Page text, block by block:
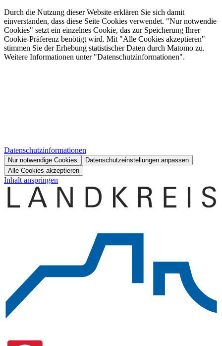
Durch die Nutzung dieser Website erklären Sie sich damit
einverstanden, dass diese Seite Cookies verwendet. "Nur notwendie
Cookies" setzt ein einzelnes Cookie, das zur Speicherung Ihrer
Cookie-Präferenz benötigt wird. Mit "Alle Cookies akzeptieren"
stimmen Sie der Erhebung statistischer Daten durch Matomo zu.
Weitere Informationen unter "Datenschutzinformationen".
Datenschutzinformationen
Nur notwendige Cookies
Datenschutzeinstellungen anpassen
Alle Cookies akzeptieren
Inhalt anspringen